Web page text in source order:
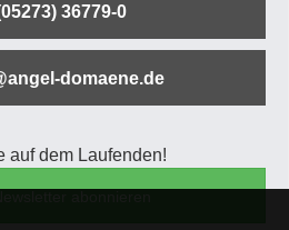
36779-0
domaene.de
auf dem Laufenden!